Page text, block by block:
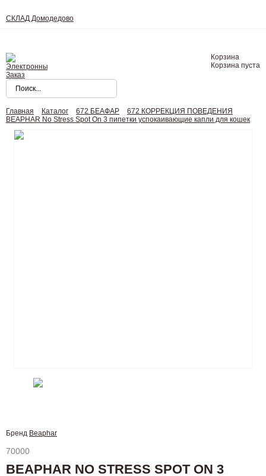
СКЛАД Домодедово
Корзина
Корзина пуста
Главная Каталог 672 БЕАФАР
672 КОРРЕКЦИЯ ПОВЕДЕНИЯ
BEAPHAR No Stress Spot On 3 пипетки успокаивающие капли для кошек
Бренд Beaphar
70000
BEAPHAR NO STRESS SPOT ON 3